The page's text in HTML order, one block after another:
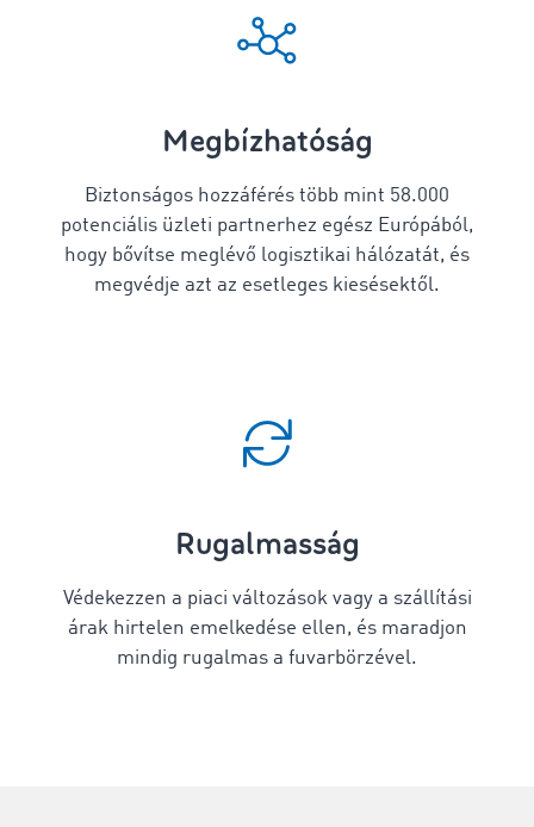
Megbízhatóság
Biztonságos hozzáférés több mint 58.000
potenciális üzleti partnerhez egész Európából,
hogy bővítse meglévő logisztikai hálózatát, és
megvédje azt az esetleges kiesésektől.
Rugalmasság
Védekezzen a piaci változások vagy a szállítási
árak hirtelen emelkedése ellen, és maradjon
mindig rugalmas a fuvarbörzével.